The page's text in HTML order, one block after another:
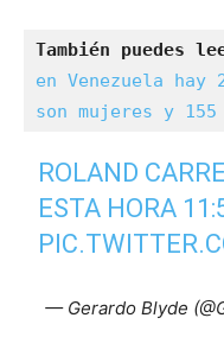
También puedes
en Venezuela
son mujeres y
ROLAND
ESTA HORA
— Gerardo Blyde